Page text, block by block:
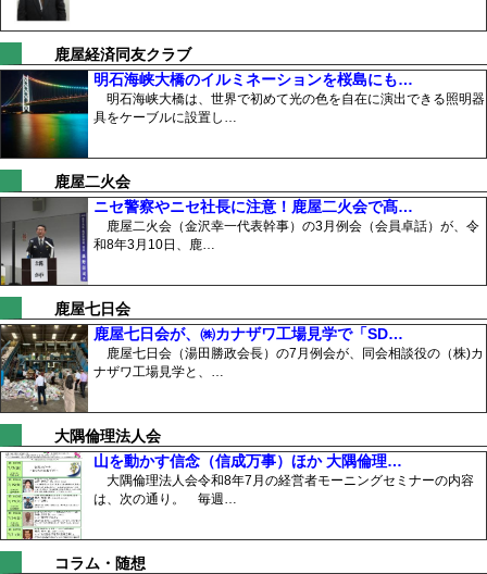
鹿屋経済同友クラブ
明石海峡大橋のイルミネーションを桜島にも…
明石海峡大橋は、世界で初めて光の色を自在に演出できる照明器
具をケーブルに設置し…
鹿屋二火会
ニセ警察やニセ社長に注意！鹿屋二火会で髙…
鹿屋二火会（金沢幸一代表幹事）の3月例会（会員卓話）が、令
和8年3月10日、鹿…
鹿屋七日会
鹿屋七日会が、㈱カナザワ工場見学で「SD…
鹿屋七日会（湯田勝政会長）の7月例会が、同会相談役の（株)カ
ナザワ工場見学と、…
大隅倫理法人会
山を動かす信念（信成万事）ほか 大隅倫理…
大隅倫理法人会令和8年7月の経営者モーニングセミナーの内容
は、次の通り。 毎週…
コラム・随想